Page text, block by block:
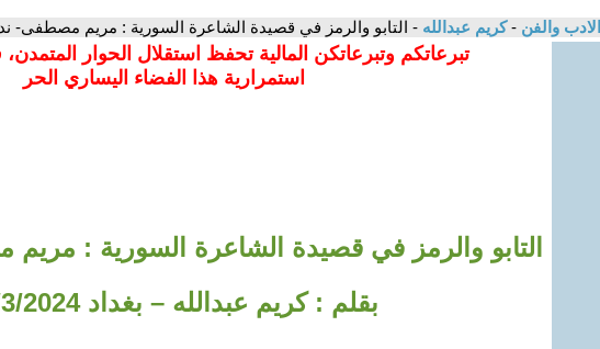
الادب والفن -كريم عبدالله - التابو والرمز في قصيدة الشاعرة السورية : مريم مصطفى- نداء
تبرعاتكم وتبرعاتكن المالية تحفظ استقلال الحوار
استمرارية هذا الفضاء اليساري الحر
التابو والرمز في قصيدة الشاعرة السورية :
بقلم : كريم عبدالله – بغداد 26/3/2024 .